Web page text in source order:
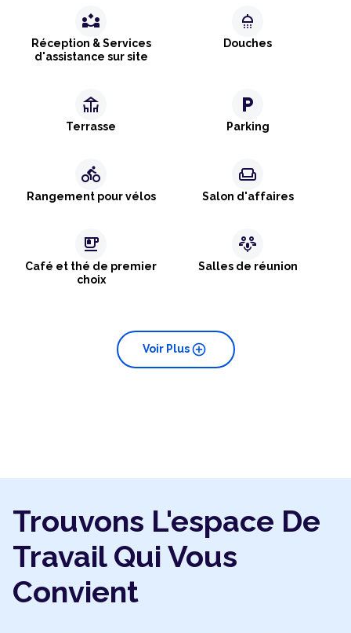
partner_exchange
Réception & Services
d'assistance sur site
shower
Douches
deck
Terrasse
local_parking
Parking
directions_bike
Rangement pour vélos
weekend
Salon d'affaires
emoji_food_beverage
Café et thé de premier
choix
adaptive_audio_mic
Salles de réunion
add_circle
Voir Plus
Trouvons L'espace De
Travail Qui Vous
Convient